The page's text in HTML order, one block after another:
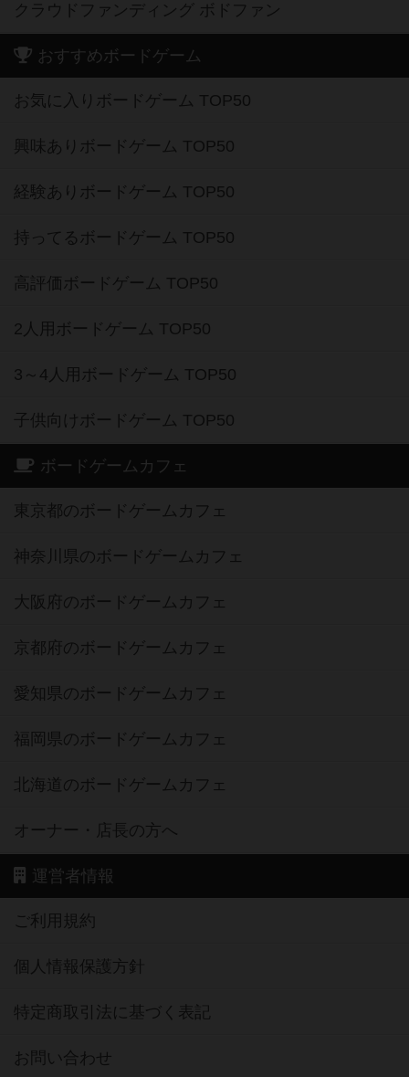
クラウドファンディング ボドファン
おすすめボードゲーム
お気に入りボードゲーム TOP50
興味ありボードゲーム TOP50
経験ありボードゲーム TOP50
持ってるボードゲーム TOP50
高評価ボードゲーム TOP50
2人用ボードゲーム TOP50
3～4人用ボードゲーム TOP50
子供向けボードゲーム TOP50
ボードゲームカフェ
東京都のボードゲームカフェ
神奈川県のボードゲームカフェ
大阪府のボードゲームカフェ
京都府のボードゲームカフェ
愛知県のボードゲームカフェ
福岡県のボードゲームカフェ
北海道のボードゲームカフェ
オーナー・店長の方へ
運営者情報
ご利用規約
個人情報保護方針
特定商取引法に基づく表記
お問い合わせ